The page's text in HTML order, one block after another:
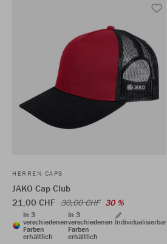
HERREN CAPS
JAKO Cap Club
21,00 CHF 30,00 CHF 30 %
In 3
verschiedenen
Farben
erhältlich
In 3
verschiedenen
Farben
erhältlich
Individualisierbar